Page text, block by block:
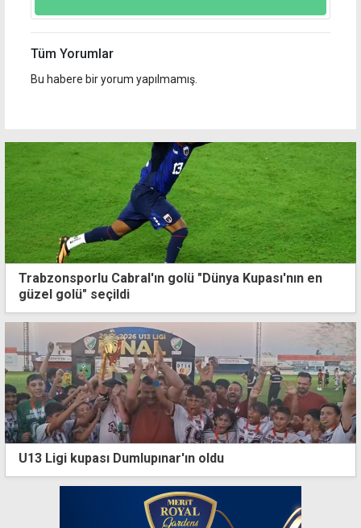
Tüm Yorumlar
Bu habere bir yorum yapılmamış.
Trabzonsporlu Cabral'ın golü "Dünya Kupası'nın en
güzel golü" seçildi
U13 Ligi kupası Dumlupınar'ın oldu